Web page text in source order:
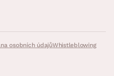
osobních údajůWhistleblowing